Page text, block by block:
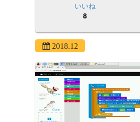
いいね
8
2018.12